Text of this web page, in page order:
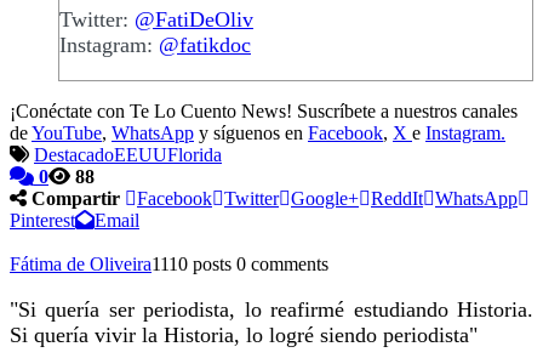
Twitter: @FatiDeOliv
Instagram: @fatikdoc
¡Conéctate con Te Lo Cuento News! Suscríbete a nuestros canales
deYouTube, WhatsApp y síguenos en Facebook, X e Instagram.
DestacadoEEUUFlorida
0
88
Compartir
Facebook Twitter Google+ ReddIt WhatsApp
Pinterest
Email
Fátima de Oliveira1110 posts 0 comments
"Si quería ser periodista, lo reafirmé estudiando Historia.
Si quería vivir la Historia, lo logré siendo periodista"